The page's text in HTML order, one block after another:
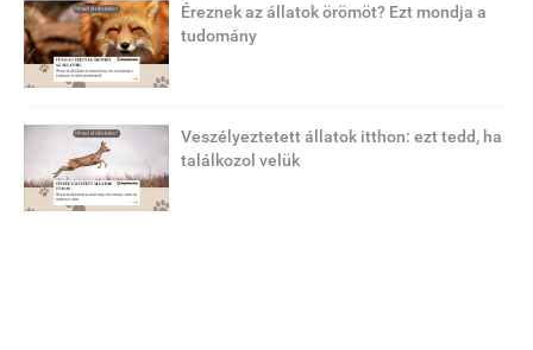
Éreznek az állatok örömöt? Ezt mondja a
tudomány
Veszélyeztetett állatok itthon: ezt tedd, ha
találkozol velük